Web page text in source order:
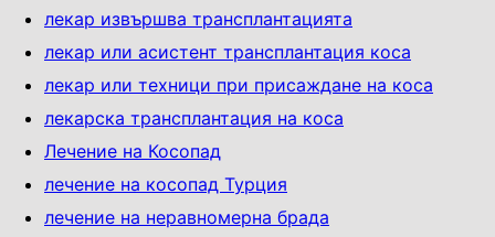
лекар извършва трансплантацията
лекар или асистент трансплантация коса
лекар или техници при присаждане на коса
лекарска трансплантация на коса
Лечение на Косопад
лечение на косопад Турция
лечение на неравномерна брада